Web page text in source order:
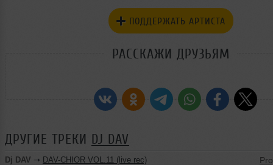
ПОДДЕРЖАТЬ АРТИСТА
РАССКАЖИ ДРУЗЬЯМ
ДРУГИЕ ТРЕКИ DJ DAV
Dj DAV ➝ DAV-CHIOR VOL.11 (live rec)